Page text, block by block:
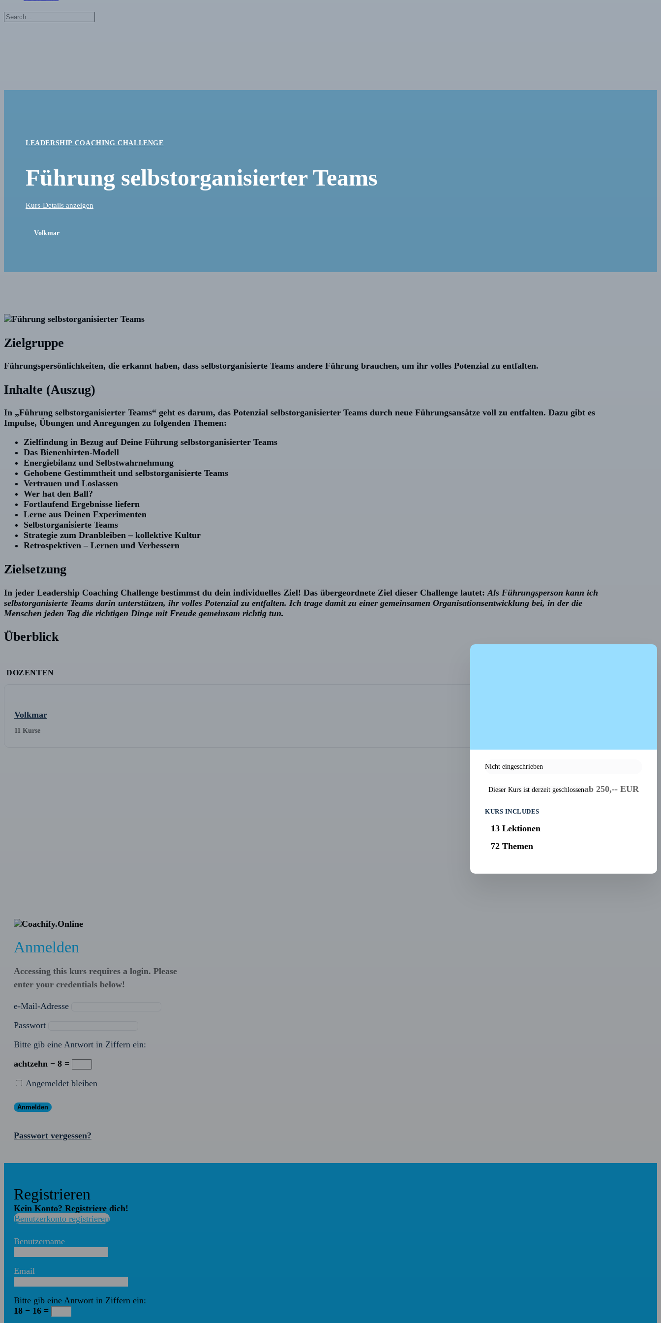
Suche
LEADERSHIP COACHING CHALLENGE
Führung selbstorganisierter Teams
Kurs-Details anzeigen
Volkmar
Zielgruppe
Führungspersönlichkeiten, die erkannt haben, dass selbstorganisierte Teams andere Führung brauchen, um ihr volles Potenzial zu entfalten.
Inhalte (Auszug)
In „Führung selbstorganisierter Teams“ geht es darum, das Potenzial selbstorganisierter Teams durch neue Führungsansätze voll zu entfalten. Dazu gibt es
Impulse, Übungen und Anregungen zu folgenden Themen:
Zielfindung in Bezug auf Deine Führung selbstorganisierter Teams
Das Bienenhirten-Modell
Energiebilanz und Selbstwahrnehmung
Gehobene Gestimmtheit und selbstorganisierte Teams
Vertrauen und Loslassen
Wer hat den Ball?
Fortlaufend Ergebnisse liefern
Lerne aus Deinen Experimenten
Selbstorganisierte Teams
Strategie zum Dranbleiben – kollektive Kultur
Retrospektiven – Lernen und Verbessern
Zielsetzung
In jeder Leadership Coaching Challenge bestimmst du dein individuelles Ziel! Das übergeordnete Ziel dieser Challenge lautet: Als Führungsperson kann ich
selbstorganisierte Teams darin unterstützen, ihr volles Potenzial zu entfalten. Ich trage damit zu einer gemeinsamen Organisationsentwicklung bei, in der die
Menschen jeden Tag die richtigen Dinge mit Freude gemeinsam richtig tun.
Überblick
DOZENTEN
Volkmar
11 Kurse
Nicht eingeschrieben
Dieser Kurs ist derzeit geschlossenab 250,-- EUR
KURS INCLUDES
13 Lektionen
72 Themen
Anmelden
Accessing this kurs requires a login. Please
enter your credentials below!
e-Mail-Adresse
Passwort
Bitte gib eine Antwort in Ziffern ein:
achtzehn − 8 =
Angemeldet bleiben
Passwort vergessen?
Registrieren
Kein Konto? Registriere dich!
Benutzerkonto registrieren
Benutzername
Email
Bitte gib eine Antwort in Ziffern ein:
18 − 16 =